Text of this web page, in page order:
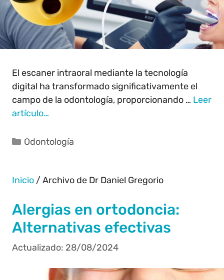
El escaner intraoral mediante la tecnología
digital ha transformado significativamente el
campo de la odontología, proporcionando … Leer
artículo…
Odontología
Inicio /Archivo de Dr Daniel Gregorio
Alergias en ortodoncia:
Alternativas efectivas
28/08/2024